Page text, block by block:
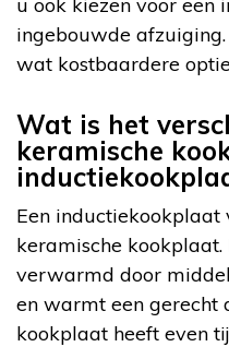
ingebouwde
wat kostbaardere
Wat is het
keramische
Een
keramische
verwarmd door
en warmt een gerecht
kookplaat heeft even